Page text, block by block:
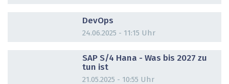
DevOps
24.06.2025 - 11:15 Uhr
SAP S/4 Hana - Was bis 2027 zu
tun ist
21.05.2025 - 10:55 Uhr